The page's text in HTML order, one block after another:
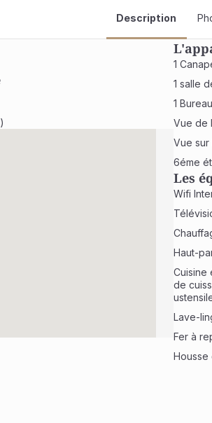
Description
1
1 salle
1 Bureau
Vue de
Vue sur
6éme
Les
Wifi
Haut-
Cuisine
de
Lave-
Fer à
Housse